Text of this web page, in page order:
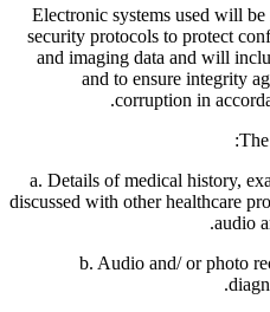
Electronic systems used will
security protocols to protect
and imaging data and will
and to ensure integrity
corruption in
a. Details of medical history,
discussed with other healthcare
audio
b. Audio and/ or photo